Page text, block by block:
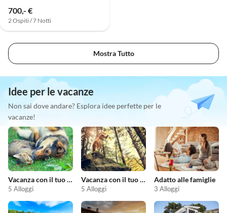
700,- €
2 Ospiti / 7 Notti
Mostra Tutto
Idee per le vacanze
Non sai dove andare? Esplora idee perfette per le
vacanze!
Vacanza con il tuo animale domestico
5 Alloggi
Vacanza con il tuo cane
5 Alloggi
Adatto alle famiglie
3 Alloggi